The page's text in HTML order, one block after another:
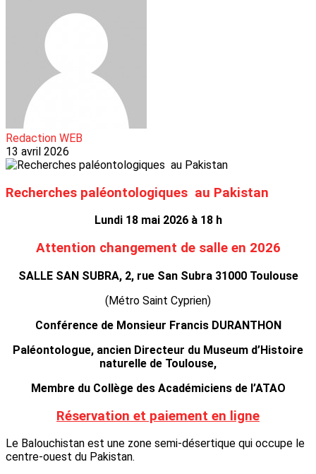
Redaction WEB
13 avril 2026
Recherches paléontologiques au Pakistan
Lundi 18 mai 2026 à 18 h
Attention changement de salle en 2026
SALLE SAN SUBRA, 2, rue San Subra 31000 Toulouse
(Métro Saint Cyprien)
Conférence de Monsieur Francis DURANTHON
Paléontologue, ancien Directeur du Museum d’Histoire
naturelle de Toulouse,
Membre du Collège des Académiciens de l’ATAO
Réservation et paiement en ligne
Le Balouchistan est une zone semi-désertique qui occupe le
centre-ouest du Pakistan.